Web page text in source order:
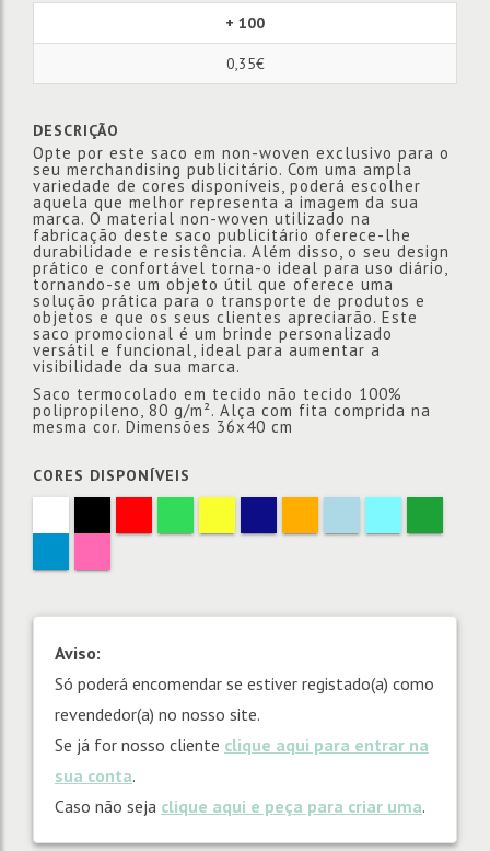
+ 100
0,35€
DESCRIÇÃO
Opte por este saco em non-woven exclusivo para o
seu merchandising publicitário. Com uma ampla
variedade de cores disponíveis, poderá escolher
aquela que melhor representa a imagem da sua
marca. O material non-woven utilizado na
fabricação deste saco publicitário oferece-lhe
durabilidade e resistência. Além disso, o seu design
prático e confortável torna-o ideal para uso diário,
tornando-se um objeto útil que oferece uma
solução prática para o transporte de produtos e
objetos e que os seus clientes apreciarão. Este
saco promocional é um brinde personalizado
versátil e funcional, ideal para aumentar a
visibilidade da sua marca.
Saco termocolado em tecido não tecido 100%
polipropileno, 80 g/m². Alça com fita comprida na
mesma cor. Dimensões 36x40 cm
CORES DISPONÍVEIS
Aviso:
Só poderá encomendar se estiver registado(a) como
revendedor(a) no nosso site.
Se já for nosso cliente clique aqui para entrar na
sua conta.
Caso não seja clique aqui e peça para criar uma.